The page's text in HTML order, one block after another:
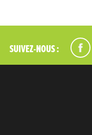
SUIVEZ-NOUS :